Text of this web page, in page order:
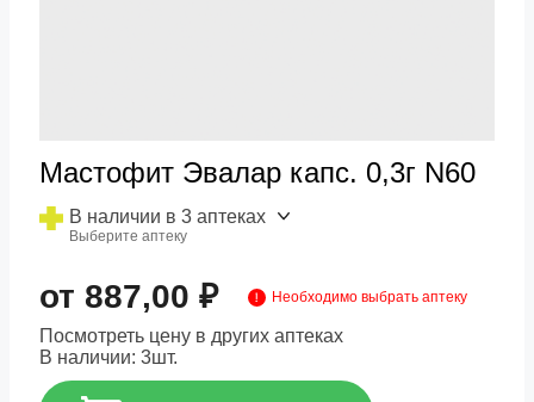
Мастофит Эвалар капс. 0,3г N60
В наличии в 3 аптеках
Выберите аптеку
от 887,00 ₽ Необходимо выбрать аптеку
Посмотреть цену в других аптеках
В наличии: 3шт.